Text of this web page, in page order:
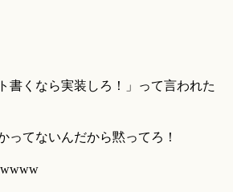
書くなら実装しろ！」って言われた
ってないんだから黙ってろ！